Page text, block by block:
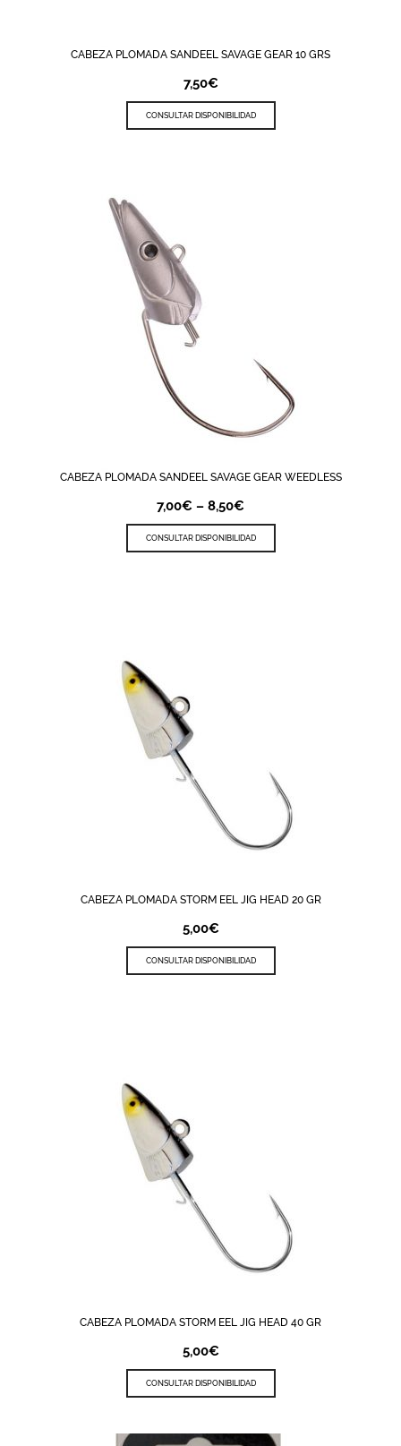
CABEZA PLOMADA SANDEEL SAVAGE GEAR 10 GRS
7,50€
CONSULTAR DISPONIBILIDAD
CABEZA PLOMADA SANDEEL SAVAGE GEAR WEEDLESS
7,00€ – 8,50€
CONSULTAR DISPONIBILIDAD
CABEZA PLOMADA STORM EEL JIG HEAD 20 GR
5,00€
CONSULTAR DISPONIBILIDAD
CABEZA PLOMADA STORM EEL JIG HEAD 40 GR
5,00€
CONSULTAR DISPONIBILIDAD